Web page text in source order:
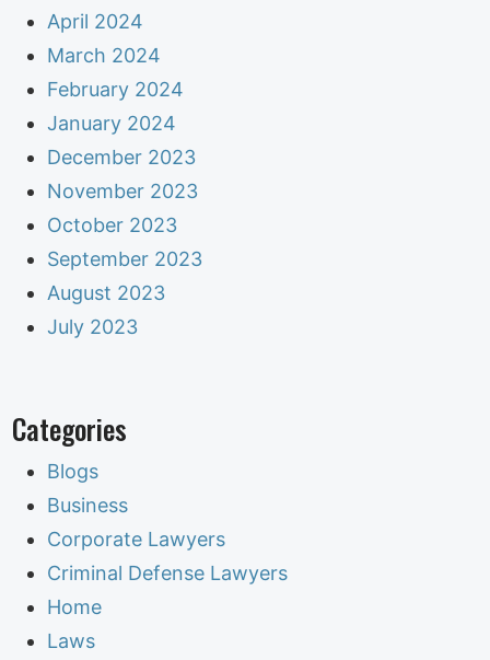
April 2024
March 2024
February 2024
January 2024
December 2023
November 2023
October 2023
September 2023
August 2023
July 2023
Categories
Blogs
Business
Corporate Lawyers
Criminal Defense Lawyers
Home
Laws